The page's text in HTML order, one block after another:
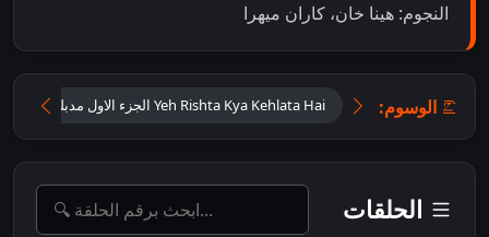
النجوم: هينا خان، كاران ميهرا
الوسوم: Yeh Rishta Kya Kehlata Hai الجزء الاول مدبلج اون لاين
الحلقات